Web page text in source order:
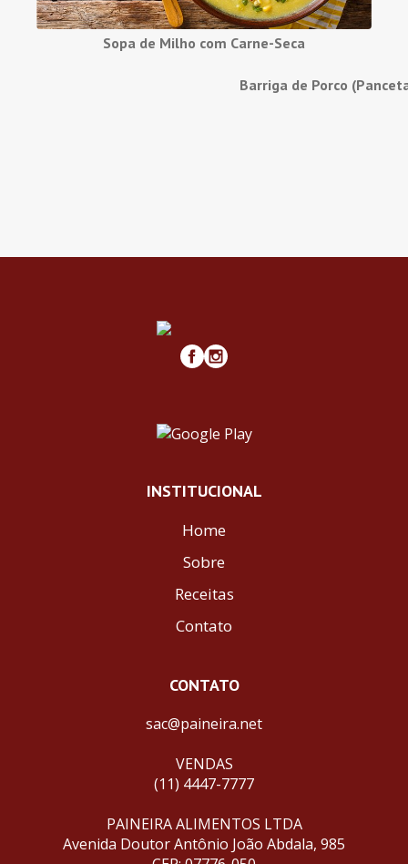
Sopa de Milho com Carne-Seca
Barriga de Porco
INSTITUCIONAL
Home
Sobre
Receitas
Contato
CONTATO
sac@paineira.net
VENDAS
(11) 4447-7777
PAINEIRA ALIMENTOS LTDA
Avenida Doutor Antônio João Abdala, 985